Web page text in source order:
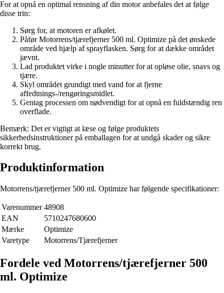
For at opnå en optimal rensning af din motor anbefales det at følge
disse trin:
Sørg for, at motoren er afkølet.
Påfør Motorrens/tjærefjerner 500 ml. Optimize på det ønskede
område ved hjælp af sprayflasken. Sørg for at dække området
jævnt.
Lad produktet virke i nogle minutter for at opløse olie, snavs og
tjære.
Skyl området grundigt med vand for at fjerne
affedtnings-/rengøringsmidlet.
Gentag processen om nødvendigt for at opnå en fuldstændig ren
overflade.
Bemærk: Det er vigtigt at læse og følge produktets
sikkerhedsinstruktioner på emballagen for at undgå skader og sikre
korrekt brug.
Produktinformation
Motorrens/tjærefjerner 500 ml. Optimize har følgende specifikationer:
Varenummer 48908
EAN
5710247680600
Mærke
Optimize
Varetype
Motorrens/Tjærefjerner
Fordele ved Motorrens/tjærefjerner 500
ml. Optimize